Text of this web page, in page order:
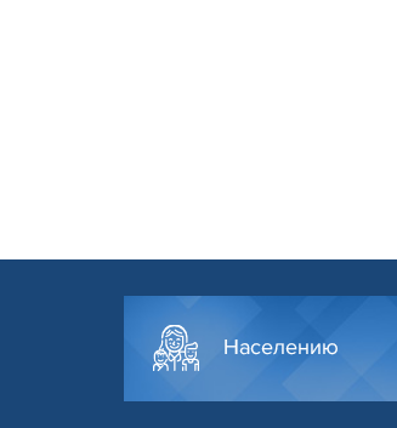
Населению